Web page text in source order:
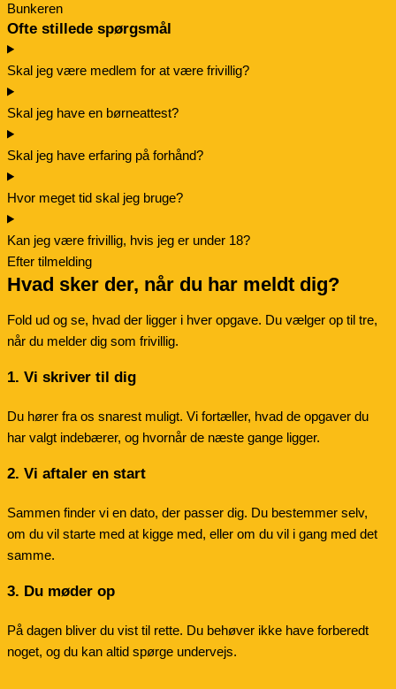
Bunkeren
Ofte stillede spørgsmål
Skal jeg være medlem for at være frivillig?
Skal jeg have en børneattest?
Skal jeg have erfaring på forhånd?
Hvor meget tid skal jeg bruge?
Kan jeg være frivillig, hvis jeg er under 18?
Efter tilmelding
Hvad sker der, når du har meldt dig?
Fold ud og se, hvad der ligger i hver opgave. Du vælger op til tre,
når du melder dig som frivillig.
1. Vi skriver til dig
Du hører fra os snarest muligt. Vi fortæller, hvad de opgaver du
har valgt indebærer, og hvornår de næste gange ligger.
2. Vi aftaler en start
Sammen finder vi en dato, der passer dig. Du bestemmer selv,
om du vil starte med at kigge med, eller om du vil i gang med det
samme.
3. Du møder op
På dagen bliver du vist til rette. Du behøver ikke have forberedt
noget, og du kan altid spørge undervejs.